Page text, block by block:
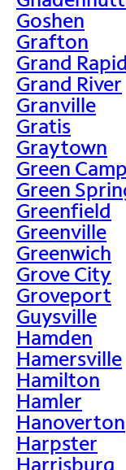
Goshen
Grafton
Grand
Grand River
Granville
Gratis
Graytown
Green Camp
Green
Greenfield
Greenville
Greenwich
Grove City
Groveport
Guysville
Hamden
Hamersville
Hamilton
Hamler
Hanoverton
Harpster
Harrisburg